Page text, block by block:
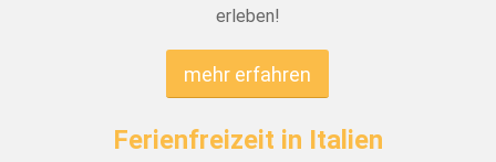
erleben!
mehr erfahren
Ferienfreizeit in Italien